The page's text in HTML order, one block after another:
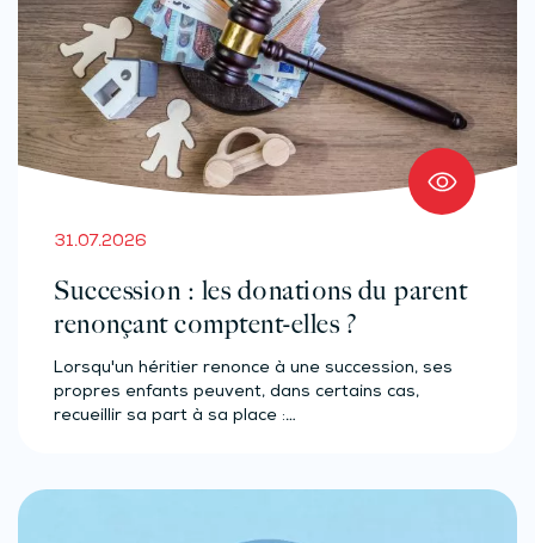
31.07.2026
Succession : les donations du parent
renonçant comptent-elles ?
Lorsqu'un héritier renonce à une succession, ses
propres enfants peuvent, dans certains cas,
recueillir sa part à sa place :…